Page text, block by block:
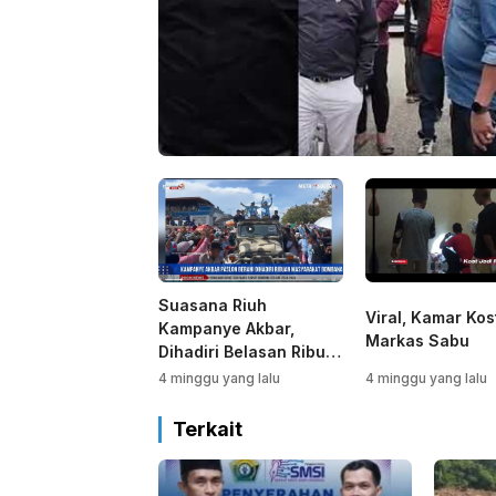
Suasana Riuh
Kampanye Akbar,
Dihadiri Belasan Ribu
Warga Bombana
4 minggu yang lalu
Viral, Kamar
Markas Sabu
4 minggu yang lalu
Terkait